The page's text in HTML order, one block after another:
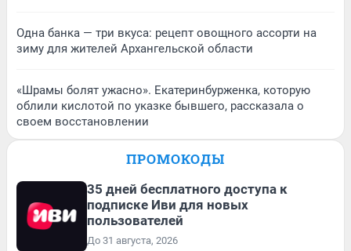
Одна банка — три вкуса: рецепт овощного ассорти на
зиму для жителей Архангельской области
«Шрамы болят ужасно». Екатеринбурженка, которую
облили кислотой по указке бывшего, рассказала о
своем восстановлении
ПРОМОКОДЫ
35 дней бесплатного доступа к
подписке Иви для новых
пользователей
До 31 августа, 2026